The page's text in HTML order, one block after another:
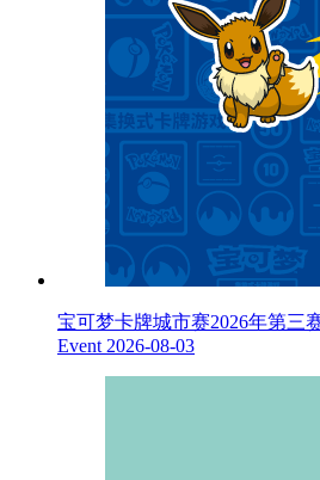
宝可梦卡牌城市赛2026年第三
Event 2026-08-03